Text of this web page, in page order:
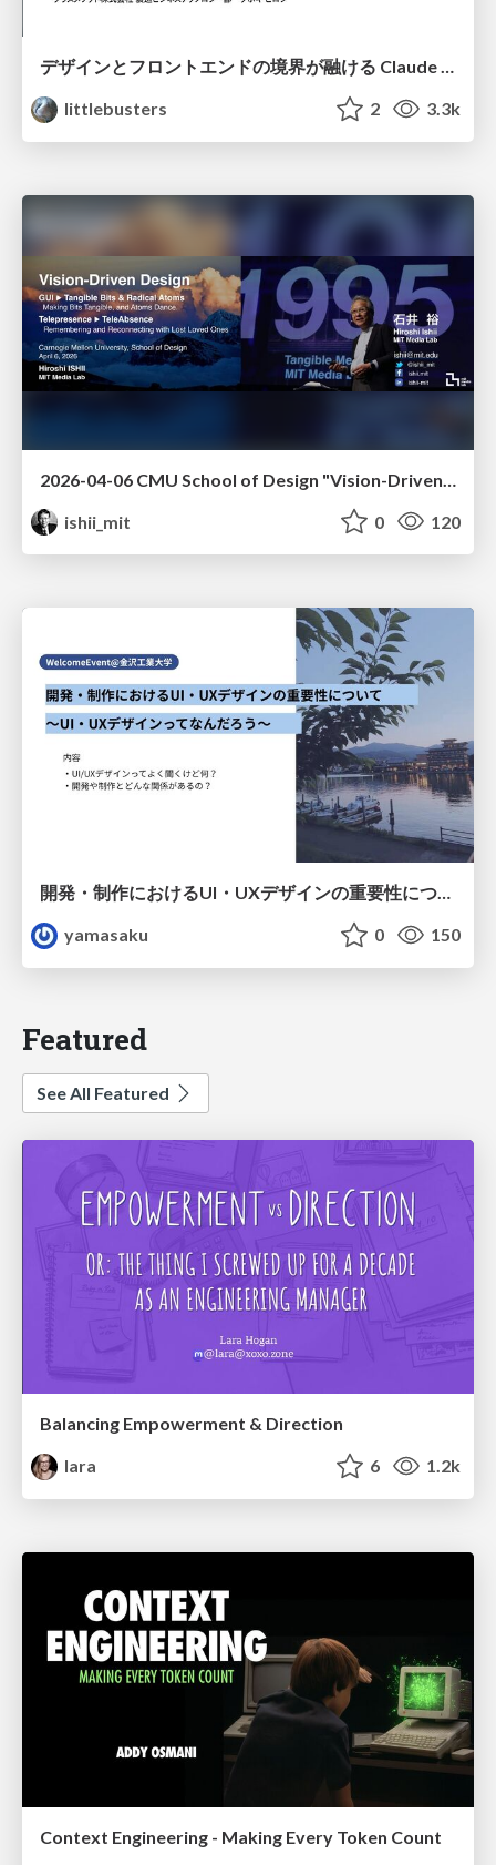
デザインとフロントエンドの境界が融ける Claude Code × Figma
littlebusters
2 3.3k
ishii_mit
0 120
開発・制作におけるUI・UXデザインの重要性について～UI・UXデザインってなんだろう～
yamasaku
0 150
Featured
See All Featured
Balancing Empowerment & Direction
lara
6 1.2k
Context Engineering - Making Every Token Count